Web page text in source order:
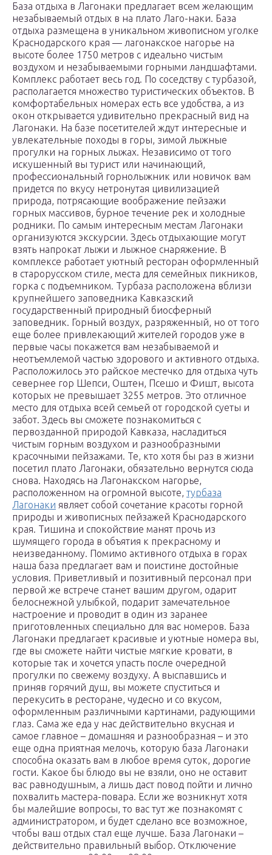
База отдыха в Лагонаки предлагает всем желающим
незабываемый отдых в на плато Лаго-наки. База
отдыха размещена в уникальном живописном уголке
Краснодарского края — лагонакское нагорье на
высоте более 1750 метров с идеально чистым
воздухом и незабываемыми горными ландшафтами.
Комплекс работает весь год. По соседству с турбазой,
располагается множество туристических объектов. В
комфортабельных номерах есть все удобства, а из
окон открывается удивительно прекрасный вид на
Лагонаки. На базе посетителей ждут интересные и
увлекательные походы в горы, зимой лыжные
прогулки на горных лыжах. Независимо от того
искушенный вы турист или начинающий,
профессиональный горнолыжник или новичок вам
придется по вкусу нетронутая цивилизацией
природа, потрясающие воображение пейзажи
горных массивов, бурное течение рек и холодные
родники. По самым интересным местам Лагонаки
организуются экскурсии. Здесь отдыхающие могут
взять напрокат лыжи и лыжное снаряжение. В
комплексе работает уютный ресторан оформленный
в старорусском стиле, места для семейных пикников,
горка с подъемником. Турбаза расположена вблизи
крупнейшего заповедника Кавказский
государственный природный биосферный
заповедник. Горный воздух, разряженный, но от того
еще более привлекающий жителей городов уже в
первые часы покажется вам незабываемой и
неотъемлемой частью здорового и активного отдыха.
Расположилось это райское местечко для отдыха чуть
севернее гор Шепси, Оштен, Псешо и Фишт, высота
которых не превышает 3255 метров. Это отличное
место для отдыха всей семьей от городской суеты и
забот. Здесь вы сможете познакомиться с
первозданной природой Кавказа, насладиться
чистым горным воздухом и разнообразными
красочными пейзажами. Те, кто хотя бы раз в жизни
посетил плато Лагонаки, обязательно вернутся сюда
снова. Находясь на Лагонакском нагорье,
расположенном на огромной высоте, турбаза
Лагонаки являет собой сочетание красоты горной
природы и живописных пейзажей Краснодарского
края. Тишина и спокойствие манят прочь из
шумящего города в объятия к прекрасному и
неизведанному. Помимо активного отдыха в горах
наша база предлагает вам и поистине достойные
условия. Приветливый и позитивный персонал при
первой же встрече станет вашим другом, одарит
белоснежной улыбкой, подарит замечательное
настроение и проводит в один из заранее
приготовленных специально для вас номеров. База
Лагонаки предлагает красивые и уютные номера вы,
где вы сможете найти чистые мягкие кровати, в
которые так и хочется упасть после очередной
прогулки по свежему воздуху. А выспавшись и
приняв горячий душ, вы можете спуститься и
перекусить в ресторане, чудесно и со вкусом,
оформленным различными картинами, радующими
глаз. Сама же еда у нас действительно вкусная и
самое главное – домашняя и разнообразная – и это
еще одна приятная мелочь, которую база Лагонаки
способна оказать вам в любое время суток, дорогие
гости. Какое бы блюдо вы не взяли, оно не оставит
вас равнодушным, а лишь даст повод пойти и лично
похвалить мастера-повара. Если же возникнут хотя
бы малейшие вопросы, то вас тут же познакомят с
администратором, и будет сделано все возможное,
чтобы ваш отдых стал еще лучше. База Лагонаки –
действительно правильный выбор. Отключение